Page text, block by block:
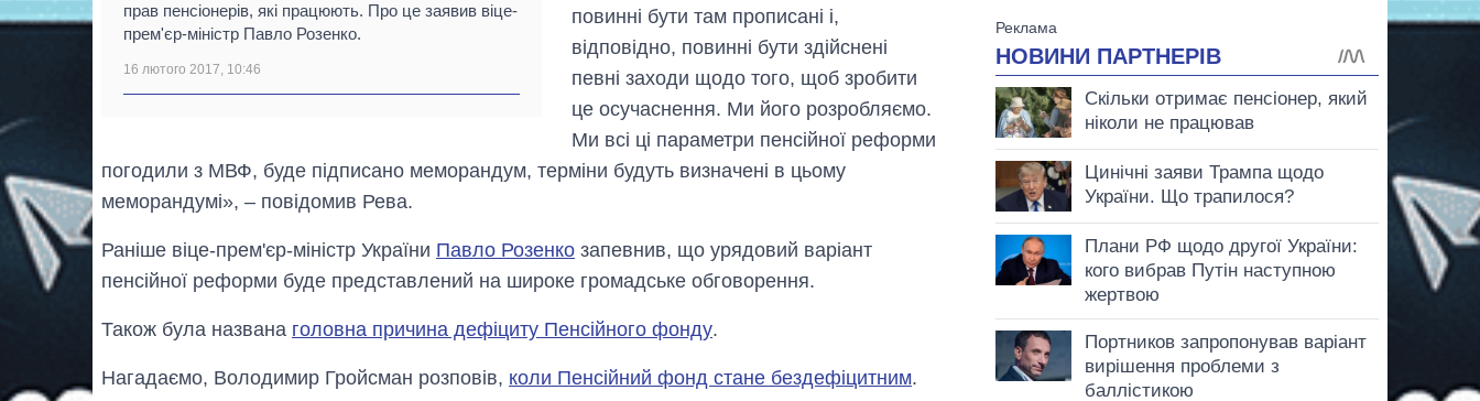
прав пенсіонерів, які працюють. Про це заявив віце-
прем'єр-міністр Павло Розенко.
16 лютого 2017, 10:46
повинні бути там прописані і,
відповідно, повинні бути здійснені
певні заходи щодо того, щоб зробити
це осучаснення. Ми його розробляємо.
Ми всі ці параметри пенсійної реформи
погодили з МВФ, буде підписано меморандум, терміни будуть визначені в цьому
меморандумі», – повідомив Рева.
Раніше віце-прем'єр-міністр України Павло Розенко запевнив, що урядовий варіант
пенсійної реформи буде представлений на широке громадське обговорення.
Також була названа головна причина дефіциту Пенсійного фонду.
Нагадаємо, Володимир Гройсман розповів, коли Пенсійний фонд стане бездефіцитним.